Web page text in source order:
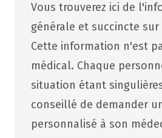
Vous trouverez ici de
générale et succincte
Cette information n'est
médical. Chaque
situation étant
conseillé de demander
personnalisé à son